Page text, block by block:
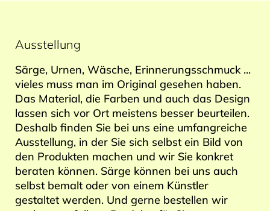
Ausstellung
Särge, Urnen, Wäsche, Erinnerungsschmuck ...
vieles muss man im Original gesehen haben.
Das Material, die Farben und auch das Design
lassen sich vor Ort meistens besser beurteilen.
Deshalb finden Sie bei uns eine umfangreiche
Ausstellung, in der Sie sich selbst ein Bild von
den Produkten machen und wir Sie konkret
beraten können. Särge können bei uns auch
selbst bemalt oder von einem Künstler
gestaltet werden. Und gerne bestellen wir